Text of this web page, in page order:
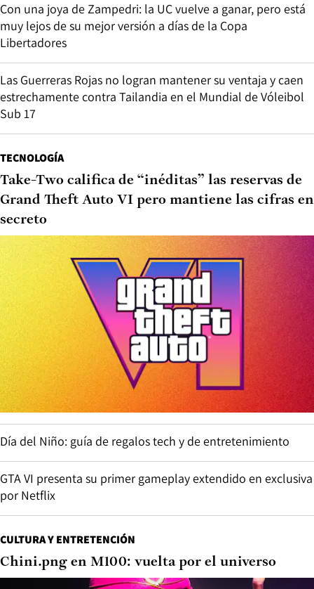
Con una joya de Zampedri: la UC vuelve a ganar, pero está
muy lejos de su mejor versión a días de la Copa
Libertadores
Las Guerreras Rojas no logran mantener su ventaja y caen
estrechamente contra Tailandia en el Mundial de Vóleibol
Sub 17
TECNOLOGÍA
Take-Two califica de “inéditas” las reservas de
Grand Theft Auto VI pero mantiene las cifras en
secreto
Día del Niño: guía de regalos tech y de entretenimiento
GTA VI presenta su primer gameplay extendido en exclusiva
por Netflix
CULTURA Y ENTRETENCIÓN
Chini.png en M100: vuelta por el universo